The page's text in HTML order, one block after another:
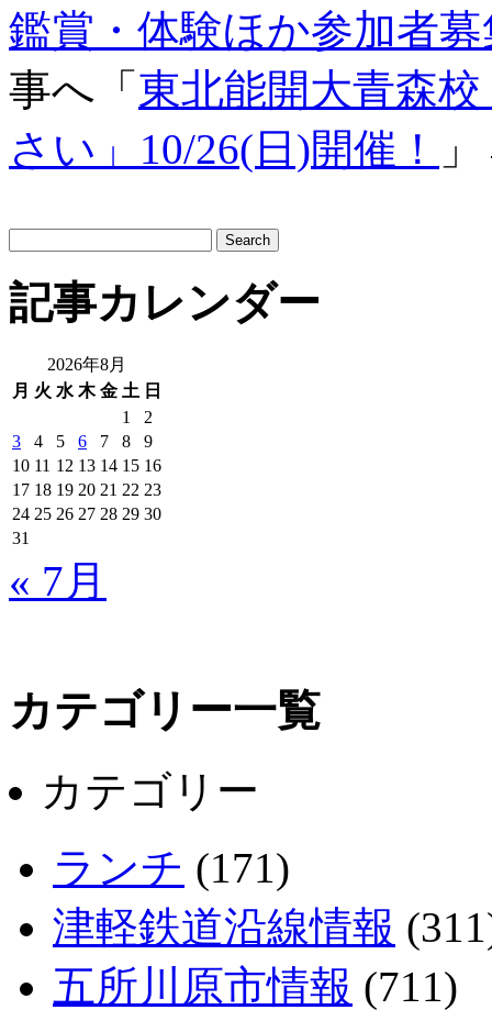
鑑賞・体験ほか参加者
事へ「 東北能開大青森
さい」10/26(日)開催！
ト
内
検
記事カレンダー
2026年8月
月 火 水 木 金 土 日
1
2
3
4 5 6 7 8
9
10 11 12 13 14 15 16
17 18 19 20 21 22 23
24 25 26 27 28 29 30
31
« 7月
カテゴリー一覧
カテゴリー
ランチ (171)
津軽鉄道沿線情報
五所川原市情報 (711)